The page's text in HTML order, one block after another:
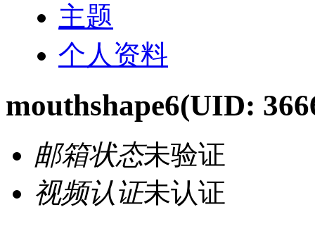
主题
个人资料
mouthshape6(UID:
邮箱状态未验证
视频认证未认证